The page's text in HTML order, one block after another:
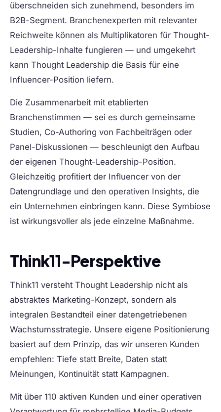
überschneiden sich zunehmend, besonders im
B2B-Segment. Branchenexperten mit relevanter
Reichweite können als Multiplikatoren für Thought-
Leadership-Inhalte fungieren — und umgekehrt
kann Thought Leadership die Basis für eine
Influencer-Position liefern.
Die Zusammenarbeit mit etablierten
Branchenstimmen — sei es durch gemeinsame
Studien, Co-Authoring von Fachbeiträgen oder
Panel-Diskussionen — beschleunigt den Aufbau
der eigenen Thought-Leadership-Position.
Gleichzeitig profitiert der Influencer von der
Datengrundlage und den operativen Insights, die
ein Unternehmen einbringen kann. Diese Symbiose
ist wirkungsvoller als jede einzelne Maßnahme.
Think11-Perspektive
Think11 versteht Thought Leadership nicht als
abstraktes Marketing-Konzept, sondern als
integralen Bestandteil einer datengetriebenen
Wachstumsstrategie. Unsere eigene Positionierung
basiert auf dem Prinzip, das wir unseren Kunden
empfehlen: Tiefe statt Breite, Daten statt
Meinungen, Kontinuität statt Kampagnen.
Mit über 110 aktiven Kunden und einer operativen